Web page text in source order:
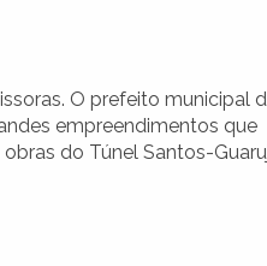
O prefeito municipal
empreendimentos que
do Túnel Santos-